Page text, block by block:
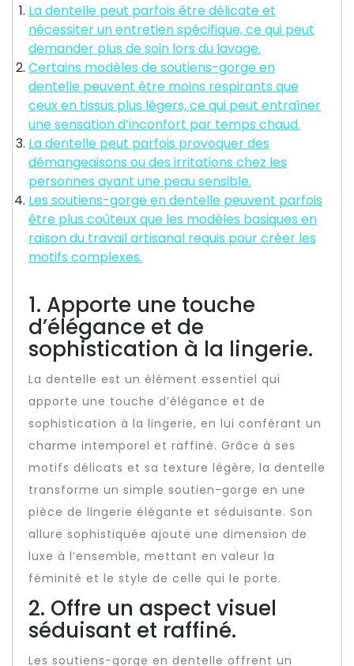
La dentelle peut parfois être délicate et
nécessiter un entretien spécifique, ce qui peut
demander plus de soin lors du lavage.
Certains modèles de soutiens-gorge en
dentelle peuvent être moins respirants que
ceux en tissus plus légers, ce qui peut entraîner
une sensation d’inconfort par temps chaud.
La dentelle peut parfois provoquer des
démangeaisons ou des irritations chez les
personnes ayant une peau sensible.
Les soutiens-gorge en dentelle peuvent parfois
être plus coûteux que les modèles basiques en
raison du travail artisanal requis pour créer les
motifs complexes.
1. Apporte une touche
d’élégance et de
sophistication à la lingerie.
La dentelle est un élément essentiel qui
apporte une touche d’élégance et de
sophistication à la lingerie, en lui conférant un
charme intemporel et raffiné. Grâce à ses
motifs délicats et sa texture légère, la dentelle
transforme un simple soutien-gorge en une
pièce de lingerie élégante et séduisante. Son
allure sophistiquée ajoute une dimension de
luxe à l’ensemble, mettant en valeur la
féminité et le style de celle qui le porte.
2. Offre un aspect visuel
séduisant et raffiné.
Les soutiens-gorge en dentelle offrent un